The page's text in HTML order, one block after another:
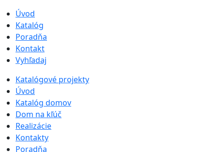
Úvod
Katalóg
Poradňa
Kontakt
Vyhľadaj
Katalógové projekty
Úvod
Katalóg domov
Dom na kľúč
Realizácie
Kontakty
Poradňa